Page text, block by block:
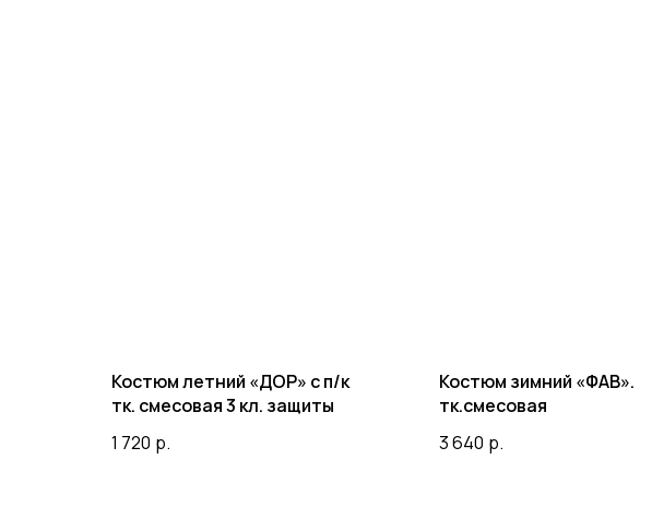
Костюм летний «ДОР» с п/к
тк. смесовая 3 кл. защиты
1 720 р.
Костюм зимний «ФАВ».
тк.смесовая
3 640 р.